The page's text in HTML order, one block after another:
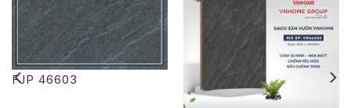
FJP 46603